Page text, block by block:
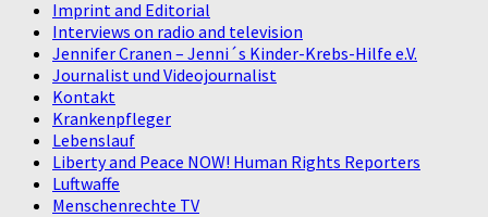
Imprint and Editorial
Interviews on radio and television
Jennifer Cranen – Jenni´s Kinder-Krebs-Hilfe e.V.
Journalist und Videojournalist
Kontakt
Krankenpfleger
Lebenslauf
Liberty and Peace NOW! Human Rights Reporters
Luftwaffe
Menschenrechte TV